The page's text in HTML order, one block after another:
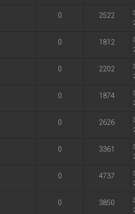
0 2522
0 1812
0 2202
0 1874
0 2626
0 3361
0 4737
0 3850